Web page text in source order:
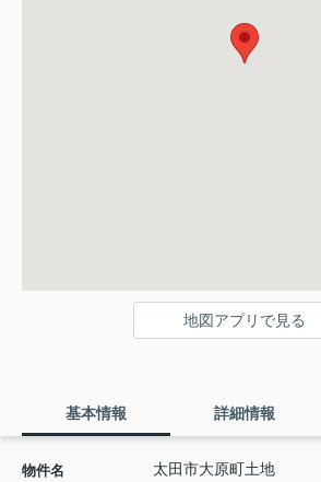
地図アプリで見る
基本情報 詳細情報
物件名 太田市大原町土地